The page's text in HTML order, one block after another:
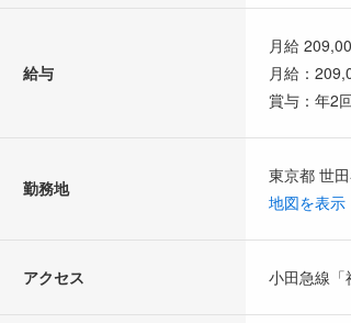
給与
月給
月給：
賞与：年2
勤務地
東京都 世
地図を表示
アクセス 小田急線「